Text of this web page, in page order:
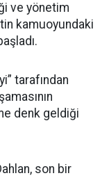
ve yönetim
kamuoyundaki
tarafından
denk geldiği
son bir